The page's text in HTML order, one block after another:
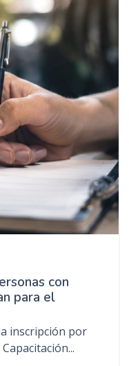
con
para el
inscripción por